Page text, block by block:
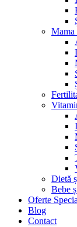
Mama
Dietă
Bebe
Oferte
Blog
Contact